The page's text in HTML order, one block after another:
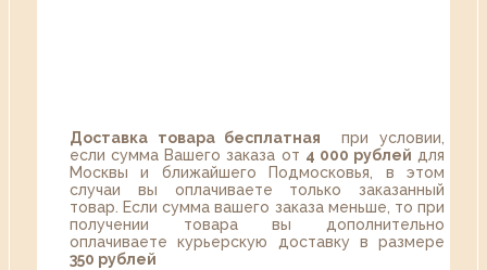
Доставка товара бесплатная при условии,
если сумма Вашего заказа от 4 000 рублей для
Москвы и ближайшего Подмосковья, в этом
случаи вы оплачиваете только заказанный
товар. Если сумма вашего заказа меньше, то при
получении товара вы дополнительно
оплачиваете курьерскую доставку в размере
350 рублей